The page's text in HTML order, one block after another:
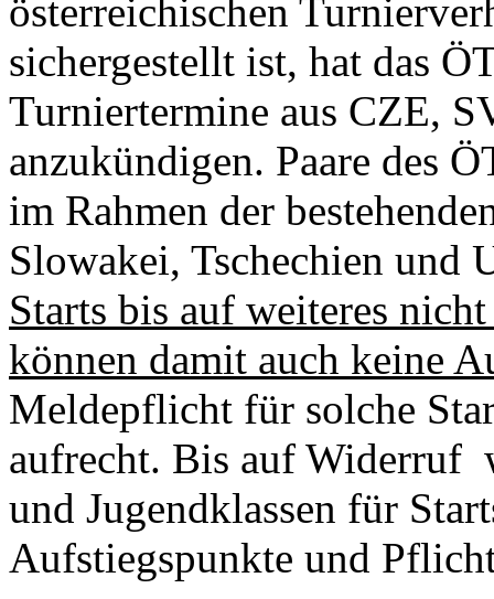
österreichischen
sichergestellt ist, hat das
Turniertermine aus CZE,
anzukündigen. Paare des
im Rahmen der
Slowakei, Tschechien und
Starts bis auf weiteres
können damit auch keine
Meldepflicht für solche
aufrecht. Bis auf Widerruf
und Jugendklassen für
Aufstiegspunkte und